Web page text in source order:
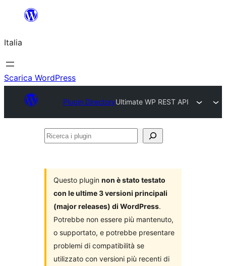
contenuto
Italia
Scarica WordPress
Plugin DirectoryUltimate WP REST API
Ricerca
Questo plugin non è stato testato
con le ultime 3 versioni principali
(major releases) di WordPress.
Potrebbe non essere più mantenuto,
o supportato, e potrebbe presentare
problemi di compatibilità se
utilizzato con versioni più recenti di